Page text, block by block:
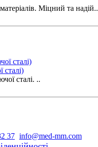
Міцний та надій..
сталі. ..
37 info@med-mm.com